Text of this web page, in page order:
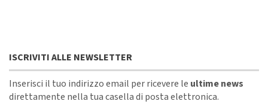
ISCRIVITI ALLE NEWSLETTER
Inserisci il tuo indirizzo email per ricevere le ultime news
direttamente nella tua casella di posta elettronica.